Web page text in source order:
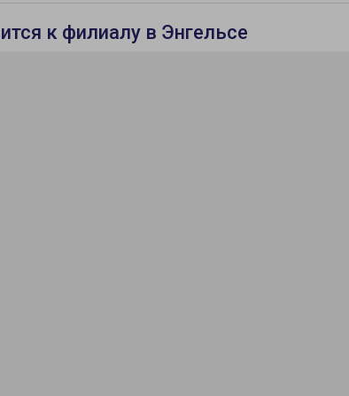
к филиалу в Энгельсе